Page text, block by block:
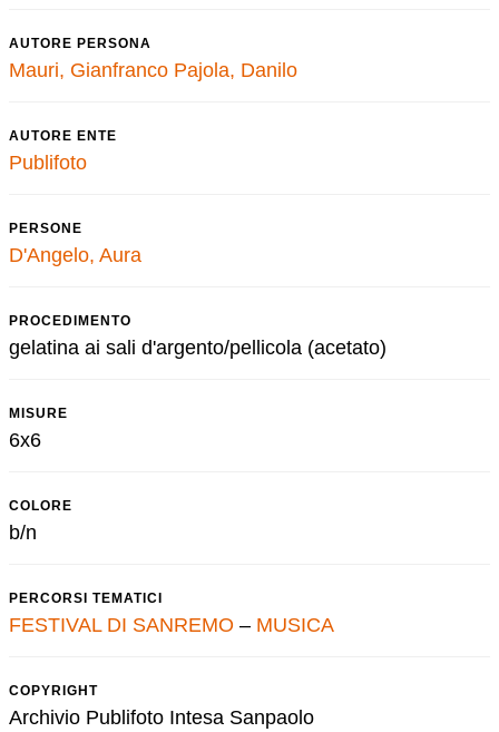
AUTORE PERSONA
Mauri, Gianfranco Pajola, Danilo
AUTORE ENTE
Publifoto
PERSONE
D'Angelo, Aura
PROCEDIMENTO
gelatina ai sali d'argento/pellicola (acetato)
MISURE
6x6
COLORE
b/n
PERCORSI TEMATICI
FESTIVAL DI SANREMO – MUSICA
COPYRIGHT
Archivio Publifoto Intesa Sanpaolo